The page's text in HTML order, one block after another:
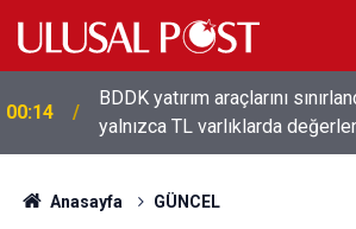
00:14
BDDK yatırım araçlarını
yalnızca TL varlıklarda
Anasayfa GÜNCEL